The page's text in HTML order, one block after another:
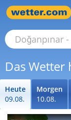
Das Wetter
Heute
09.08.
Morgen
10.08.